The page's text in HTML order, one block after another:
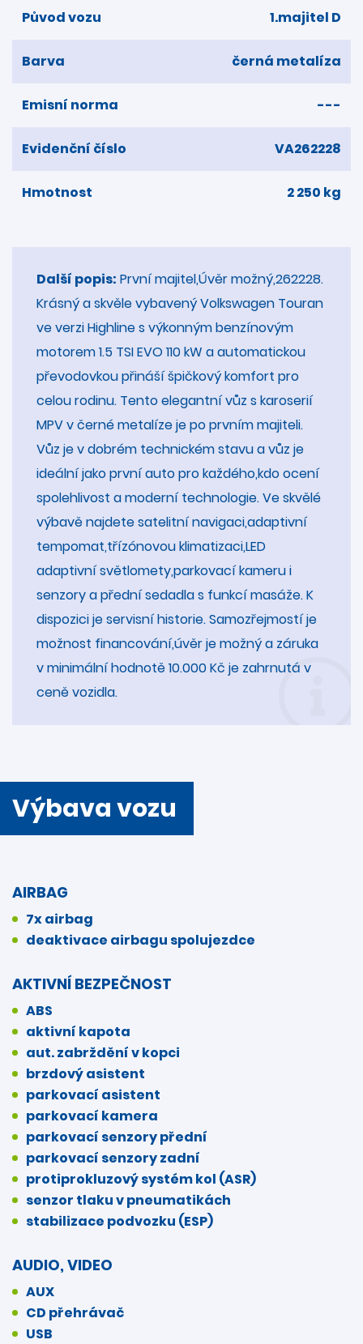
Původ vozu 1.majitel D
Barva černá metalíza
Emisní norma ---
Evidenční číslo VA262228
Hmotnost 2 250 kg
Další popis: První majitel,Úvěr možný,262228.
Krásný a skvěle vybavený Volkswagen Touran
ve verzi Highline s výkonným benzínovým
motorem 1.5 TSI EVO 110 kW a automatickou
převodovkou přináší špičkový komfort pro
celou rodinu. Tento elegantní vůz s karoserií
MPV v černé metalíze je po prvním majiteli.
Vůz je v dobrém technickém stavu a vůz je
ideální jako první auto pro každého,kdo ocení
spolehlivost a moderní technologie. Ve skvělé
výbavě najdete satelitní navigaci,adaptivní
tempomat,třízónovou klimatizaci,LED
adaptivní světlomety,parkovací kameru i
senzory a přední sedadla s funkcí masáže. K
dispozici je servisní historie. Samozřejmostí je
možnost financování,úvěr je možný a záruka
v minimální hodnotě 10.000 Kč je zahrnutá v
ceně vozidla.
Výbava vozu
AIRBAG
7x airbag
deaktivace airbagu spolujezdce
AKTIVNÍ BEZPEČNOST
ABS
aktivní kapota
aut. zabrždění v kopci
brzdový asistent
parkovací asistent
parkovací kamera
parkovací senzory přední
parkovací senzory zadní
protiprokluzový systém kol (ASR)
senzor tlaku v pneumatikách
stabilizace podvozku (ESP)
AUDIO, VIDEO
AUX
CD přehrávač
USB